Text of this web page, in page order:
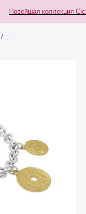
Новейшая коллекция
/